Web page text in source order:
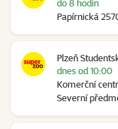
Papírnická
do 8 hodin
Plzeň
Komerční
Severní
dnes od 10:00